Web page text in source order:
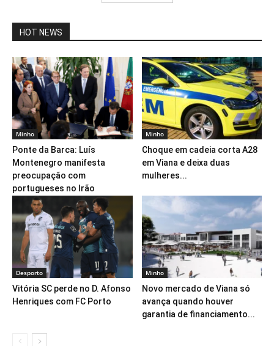
HOT NEWS
Minho
Ponte da Barca: Luís
Montenegro manifesta
preocupação com
portugueses no Irão
Minho
Choque em cadeia corta A28
em Viana e deixa duas
mulheres...
Desporto
Vitória SC perde no D. Afonso
Henriques com FC Porto
Minho
Novo mercado de Viana só
avança quando houver
garantia de financiamento...